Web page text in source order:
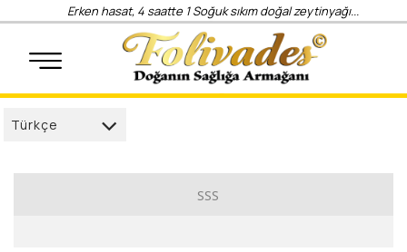
SSS
Erken hasat, 4 saatte 1 Soğuk sıkım doğal zeytinyağı...
Türkçe